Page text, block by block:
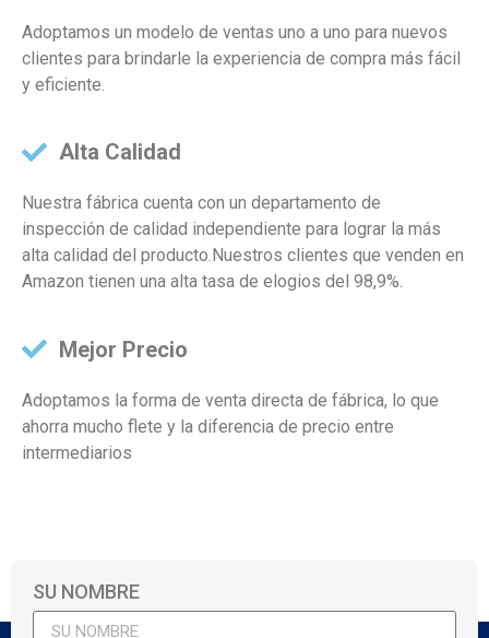
Adoptamos un modelo de ventas uno a uno para nuevos
clientes para brindarle la experiencia de compra más fácil
y eficiente.
Alta Calidad
Nuestra fábrica cuenta con un departamento de
inspección de calidad independiente para lograr la más
alta calidad del producto.Nuestros clientes que venden en
Amazon tienen una alta tasa de elogios del 98,9%.
Mejor Precio
Adoptamos la forma de venta directa de fábrica, lo que
ahorra mucho flete y la diferencia de precio entre
intermediarios
SU NOMBRE